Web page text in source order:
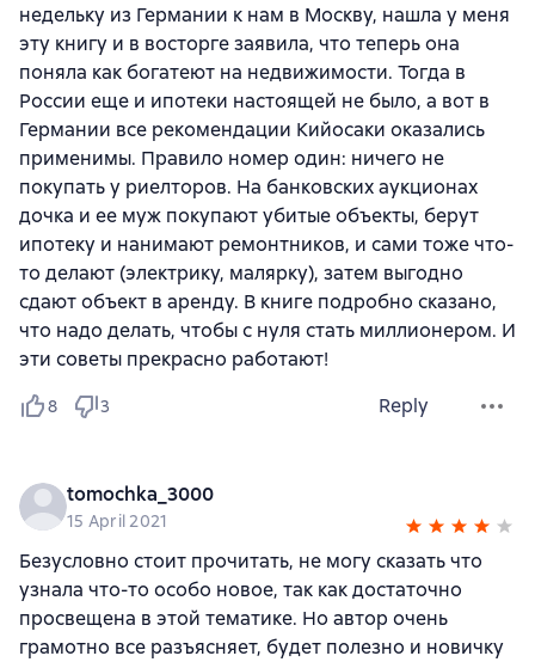
недельку из Германии к нам в Москву, нашла у меня
эту книгу и в восторге заявила, что теперь она
поняла как богатеют на недвижимости. Тогда в
России еще и ипотеки настоящей не было, а вот в
Германии все рекомендации Кийосаки оказались
применимы. Правило номер один: ничего не
покупать у риелторов. На банковских аукционах
дочка и ее муж покупают убитые объекты, берут
ипотеку и нанимают ремонтников, и сами тоже что-
то делают (электрику, малярку), затем выгодно
сдают объект в аренду. В книге подробно сказано,
что надо делать, чтобы с нуля стать миллионером. И
эти советы прекрасно работают!
8 3 Reply
tomochka_3000
15 April 2021
Безусловно стоит прочитать, не могу сказать что
узнала что-то особо новое, так как достаточно
просвещена в этой тематике. Но автор очень
грамотно все разъясняет, будет полезно и новичку